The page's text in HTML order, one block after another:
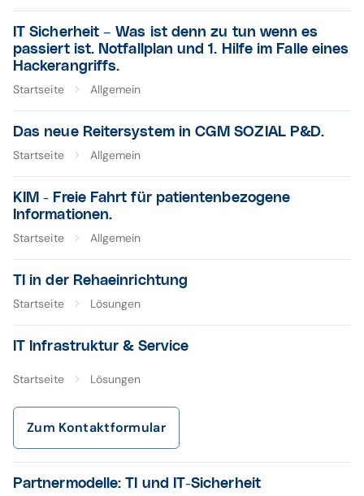
IT Sicherheit – Was ist denn zu tun wenn es
passiert ist. Notfallplan und 1. Hilfe im Falle eines
Hackerangriffs.
Startseite
Allgemein
Das neue Reitersystem in CGM SOZIAL P&D.
Startseite
Allgemein
KIM - Freie Fahrt für patientenbezogene
Informationen.
Startseite
Allgemein
TI in der Rehaeinrichtung
Startseite
Lösungen
IT Infrastruktur & Service
Startseite Lösungen
Zum Kontaktformular
Partnermodelle: TI und IT-Sicherheit